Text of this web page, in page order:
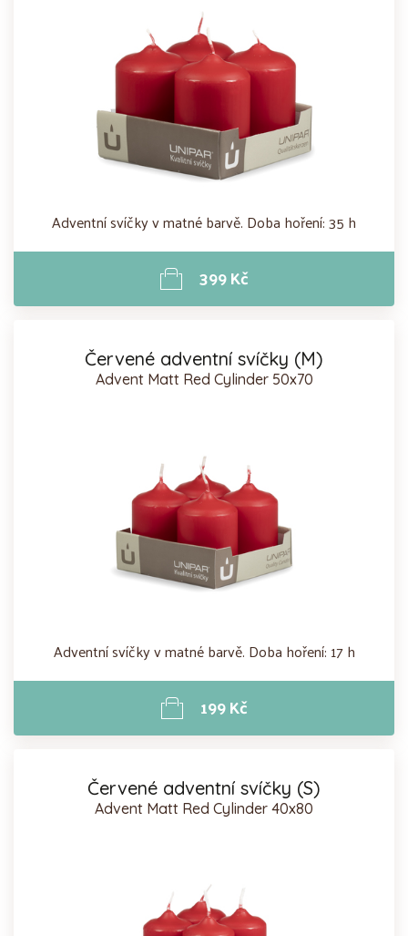
Adventní svíčky v matné barvě. Doba hoření: 35 h
399 Kč
Červené adventní svíčky (M)
Advent Matt Red Cylinder 50x70
Adventní svíčky v matné barvě. Doba hoření: 17 h
199 Kč
Červené adventní svíčky (S)
Advent Matt Red Cylinder 40x80